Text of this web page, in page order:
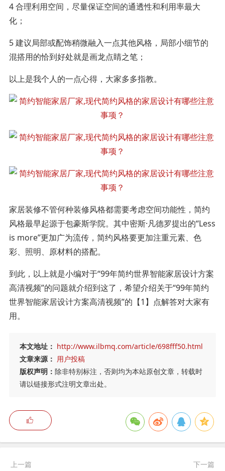
4 合理利用空间，尽量保证空间的通透性和利用率最大
化；
5 建议局部或配饰稍微融入一点其他风格，局部小细节的
混搭用的恰到好处就是画龙点睛之笔；
以上是我个人的一点心得，大家多多指教。
家居装修不管何种装修风格都需要考虑空间功能性，简约
风格最早起源于包豪斯学院。其中密斯·凡德罗提出的“Less
is more”更加广为流传，简约风格要更加注重元素、色
彩、照明、原材料的搭配。
到此，以上就是小编对于“99年简约世界智能家居设计方案
高清视频”的问题就介绍到这了，希望介绍关于“99年简约
世界智能家居设计方案高清视频”的【1】点解答对大家有
用。
本文地址： http://www.ilbmq.com/article/698fff50.html
文章来源： 用户投稿
版权声明： 除非特别标注，否则均为本站原创文章，转载时
请以链接形式注明文章出处。
上一篇 下一篇